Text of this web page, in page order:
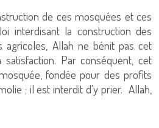
de ces mosquées et ces
interdisant la construction des
agricoles, Allah ne bénit pas cet
Par conséquent, cet
fondée pour des profits
; il est interdit d'y prier. Allah,